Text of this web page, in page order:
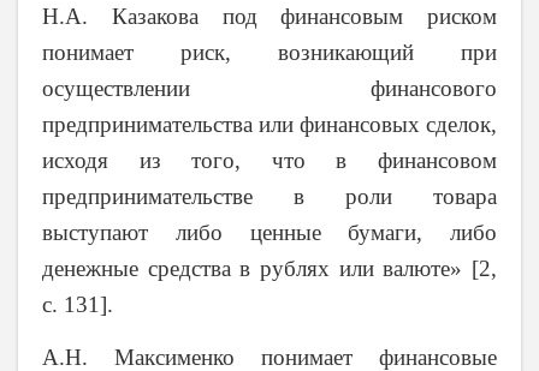
Н.А. Казакова под финансовым риском
понимает риск, возникающий при
осуществлении финансового
предпринимательства или финансовых сделок,
исходя из того, что в финансовом
предпринимательстве в роли товара
выступают либо ценные бумаги, либо
денежные средства в рублях или валюте» [2,
c. 131].
А.Н. Максименко понимает финансовые